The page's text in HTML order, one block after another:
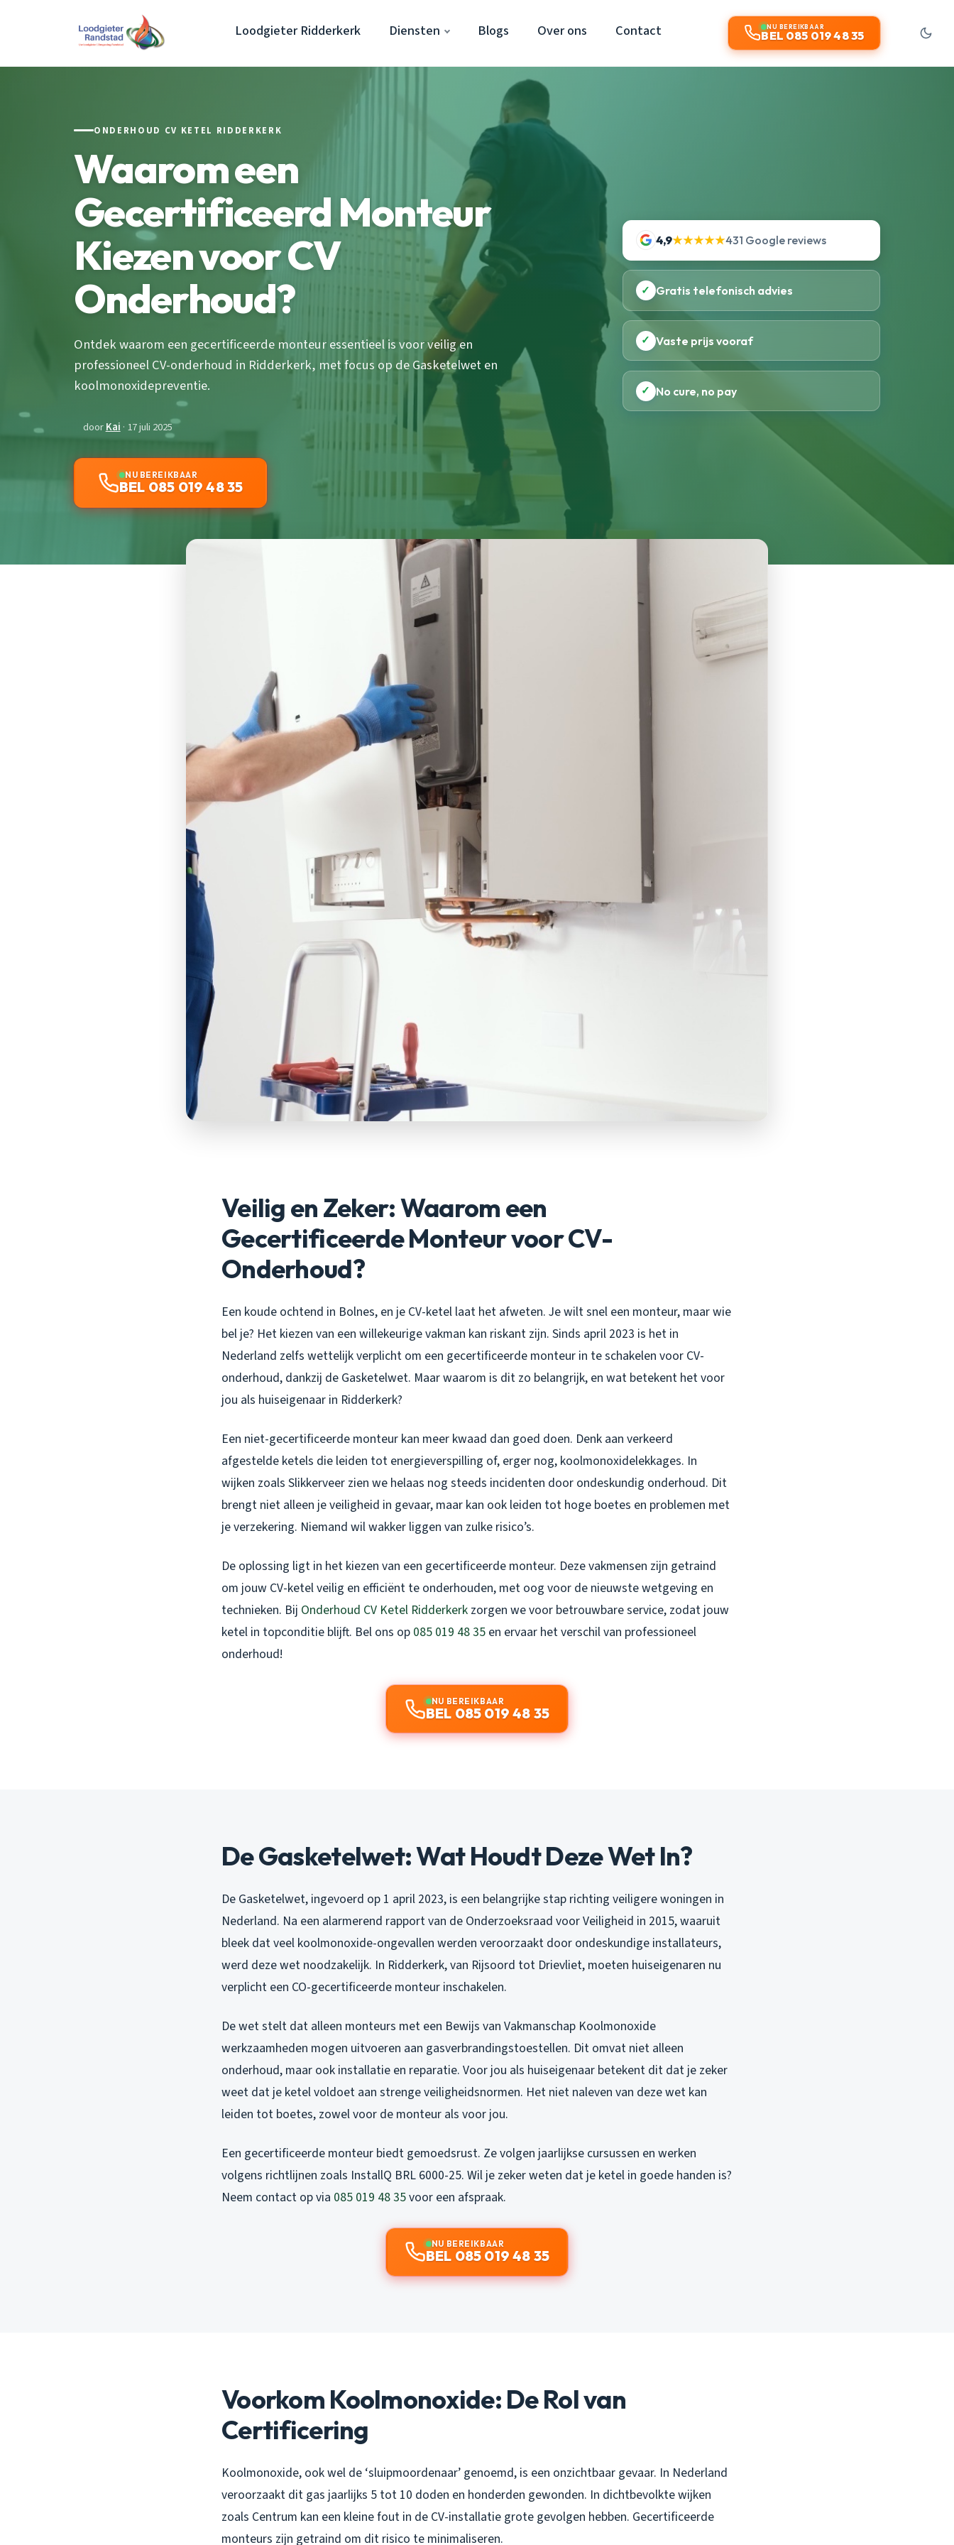
Loodgieter Ridderkerk Diensten Blogs Over ons Contact NU BEREIKBAAR
BEL 085 019 48 35
ONDERHOUD CV KETEL RIDDERKERK
Waarom een
Gecertificeerd Monteur
Kiezen voor CV
Onderhoud?
Ontdek waarom een gecertificeerde monteur essentieel is voor veilig en
professioneel CV-onderhoud in Ridderkerk, met focus op de Gasketelwet en
koolmonoxidepreventie.
doorKai · 17 juli 2025
NU BEREIKBAAR
BEL 085 019 48 35
4,9★★★★★431 Google reviews
✓ Gratis telefonisch advies
✓ Vaste prijs vooraf
✓ No cure, no pay
Veilig en Zeker: Waarom een
Gecertificeerde Monteur voor CV-
Onderhoud?
Een koude ochtend in Bolnes, en je CV-ketel laat het afweten. Je wilt snel een monteur, maar wie
bel je? Het kiezen van een willekeurige vakman kan riskant zijn. Sinds april 2023 is het in
Nederland zelfs wettelijk verplicht om een gecertificeerde monteur in te schakelen voor CV-
onderhoud, dankzij de Gasketelwet. Maar waarom is dit zo belangrijk, en wat betekent het voor
jou als huiseigenaar in Ridderkerk?
Een niet-gecertificeerde monteur kan meer kwaad dan goed doen. Denk aan verkeerd
afgestelde ketels die leiden tot energieverspilling of, erger nog, koolmonoxidelekkages. In
wijken zoals Slikkerveer zien we helaas nog steeds incidenten door ondeskundig onderhoud. Dit
brengt niet alleen je veiligheid in gevaar, maar kan ook leiden tot hoge boetes en problemen met
je verzekering. Niemand wil wakker liggen van zulke risico’s.
De oplossing ligt in het kiezen van een gecertificeerde monteur. Deze vakmensen zijn getraind
om jouw CV-ketel veilig en efficiënt te onderhouden, met oog voor de nieuwste wetgeving en
technieken. Bij Onderhoud CV Ketel Ridderkerk zorgen we voor betrouwbare service, zodat jouw
ketel in topconditie blijft. Bel ons op 085 019 48 35 en ervaar het verschil van professioneel
onderhoud!
NU BEREIKBAAR
BEL 085 019 48 35
De Gasketelwet: Wat Houdt Deze Wet In?
De Gasketelwet, ingevoerd op 1 april 2023, is een belangrijke stap richting veiligere woningen in
Nederland. Na een alarmerend rapport van de Onderzoeksraad voor Veiligheid in 2015, waaruit
bleek dat veel koolmonoxide-ongevallen werden veroorzaakt door ondeskundige installateurs,
werd deze wet noodzakelijk. In Ridderkerk, van Rijsoord tot Drievliet, moeten huiseigenaren nu
verplicht een CO-gecertificeerde monteur inschakelen.
De wet stelt dat alleen monteurs met een Bewijs van Vakmanschap Koolmonoxide
werkzaamheden mogen uitvoeren aan gasverbrandingstoestellen. Dit omvat niet alleen
onderhoud, maar ook installatie en reparatie. Voor jou als huiseigenaar betekent dit dat je zeker
weet dat je ketel voldoet aan strenge veiligheidsnormen. Het niet naleven van deze wet kan
leiden tot boetes, zowel voor de monteur als voor jou.
Een gecertificeerde monteur biedt gemoedsrust. Ze volgen jaarlijkse cursussen en werken
volgens richtlijnen zoals InstallQ BRL 6000-25. Wil je zeker weten dat je ketel in goede handen is?
Neem contact op via 085 019 48 35voor een afspraak.
NU BEREIKBAAR
BEL 085 019 48 35
Voorkom Koolmonoxide: De Rol van
Certificering
Koolmonoxide, ook wel de ‘sluipmoordenaar’ genoemd, is een onzichtbaar gevaar. In Nederland
veroorzaakt dit gas jaarlijks 5 tot 10 doden en honderden gewonden. In dichtbevolkte wijken
zoals Centrum kan een kleine fout in de CV-installatie grote gevolgen hebben. Gecertificeerde
monteurs zijn getraind om dit risico te minimaliseren.